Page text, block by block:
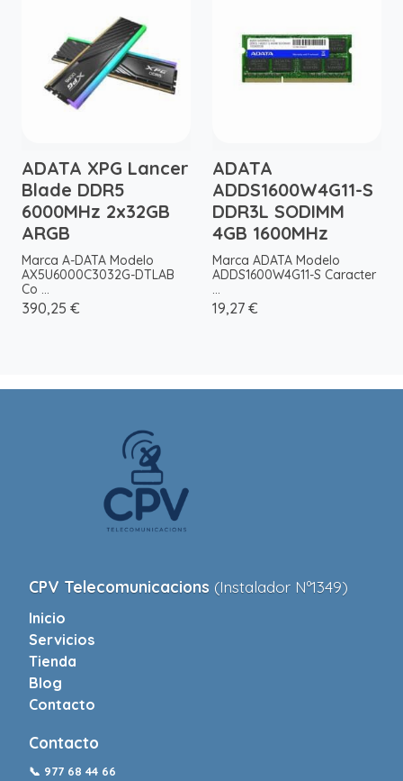
ADATA XPG Lancer
Blade DDR5
6000MHz 2x32GB
ARGB
Marca A-DATA Modelo
AX5U6000C3032G-DTLAB
Co ...
390,25 €
ADATA
ADDS1600W4G11-S
DDR3L SODIMM
4GB 1600MHz
Marca ADATA Modelo
ADDS1600W4G11-S Caracter
...
19,27 €
CPV Telecomunicacions (Instalador Nº1349)
Inicio
Servicios
Tienda
Blog
Contacto
Contacto
📞 977 68 44 66